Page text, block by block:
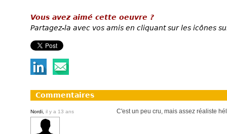
Vous avez aimé cette oeuvre ?
Partagez-la avec vos amis en cliquant sur les icônes
Commentaires
Nordi, il y a 13 ans C'est un peu cru, mais assez réaliste